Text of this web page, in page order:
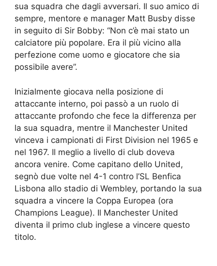
sua squadra che dagli avversari. Il suo amico di
sempre, mentore e manager Matt Busby disse
in seguito di Sir Bobby: “Non c’è mai stato un
calciatore più popolare. Era il più vicino alla
perfezione come uomo e giocatore che sia
possibile avere”.
Inizialmente giocava nella posizione di
attaccante interno, poi passò a un ruolo di
attaccante profondo che fece la differenza per
la sua squadra, mentre il Manchester United
vinceva i campionati di First Division nel 1965 e
nel 1967. Il meglio a livello di club doveva
ancora venire. Come capitano dello United,
segnò due volte nel 4-1 contro l’SL Benfica
Lisbona allo stadio di Wembley, portando la sua
squadra a vincere la Coppa Europea (ora
Champions League). Il Manchester United
diventa il primo club inglese a vincere questo
titolo.